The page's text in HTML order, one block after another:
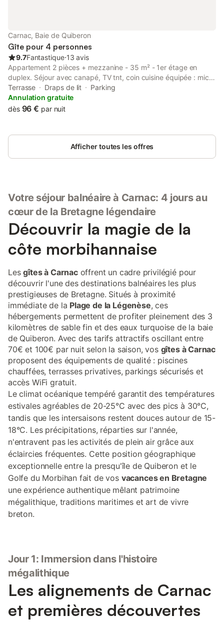
Carnac, Baie de Quiberon
Gîte pour 4 personnes
9.7Fantastique⋅13 avis
Appartement 2 pièces + mezzanine - 35 m² - 1er étage en
duplex. Séjour avec canapé, TV tnt, coin cuisine équipée : micro
ondes, four, plaques induction, lave vaisselle, réfrigérateur-
congélateur, cafetière avec filtre papier + Senseo - bouilloire
électrique - salle d'eau avec wc - 1 chambre avec 2 lits
demande (lit et chaise haute). Possibilité de fournir draps et
serviette en option payante (10e par personne pour les draps et
5e par personne pour les serviettes) Plage 400m et Thalasso à
Terrasse Draps de lit
Parking
Annulation gratuite
dès 96 € par nuit
Afficher toutes les offres
Votre séjour balnéaire à Carnac: 4 jours au
cœur de la Bretagne légendaire
Découvrir la magie de la
côte morbihannaise
Lesgîtes à Carnacoffrent un cadre privilégié pour
découvrir l'une des destinations balnéaires les plus
prestigieuses de Bretagne. Situés à proximité
immédiate de la Plage de la Légenèse, ces
hébergements permettent de profiter pleinement des 3
kilomètres de sable fin et des eaux turquoise de la baie
de Quiberon. Avec des tarifs attractifs oscillant entre
70€ et 100€ par nuit selon la saison, vos gîtes à Carnac
proposent des équipements de qualité : piscines
chauffées, terrasses privatives, parkings sécurisés et
accès WiFi gratuit.
Le climat océanique tempéré garantit des températures
estivales agréables de 20-25°C avec des pics à 30°C,
tandis que les intersaisons restent douces autour de 15-
18°C. Les précipitations, réparties sur l'année,
n'entravent pas les activités de plein air grâce aux
éclaircies fréquentes. Cette position géographique
exceptionnelle entre la presqu'île de Quiberon et le
Golfe du Morbihan fait de vos vacances en Bretagne
une expérience authentique mêlant patrimoine
mégalithique, traditions maritimes et art de vivre
breton.
Jour 1: Immersion dans l'histoire
mégalithique
Les alignements de Carnac
et premières découvertes